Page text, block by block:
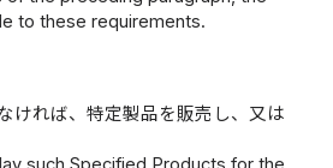
to these requirements.
ければ、特定製品を販売し、又は